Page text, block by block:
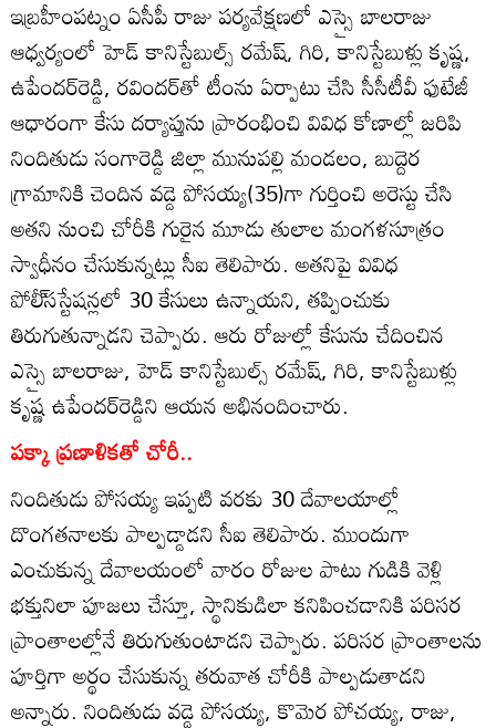
ఇబ్రహీంపట్నం ఏసీపీ రాజు పర్యవేక్షణలో ఎస్సై బాలరాజు
ఆధ్వర్యంలో హెడ్‌ కానిస్టేబుల్స్‌ రమేష్‌, గిరి, కానిస్టేబుళ్లు కృష్ణ,
ఉపేందర్‌రెడ్డి, రవిందర్‌తో టీంను ఏర్పాటు చేసి సీసీటీవీ ఫుటేజీ
ఆధారంగా కేసు దర్యాప్తును ప్రారంభించి వివిధ కోణాల్లో జరిపి
నిందితుడు సంగారెడ్డి జిల్లా మునుపల్లి మండలం, బుద్దెర
గ్రామానికి చెందిన వడ్డె పోసయ్య(35)గా గుర్తించి అరెస్టు చేసి
అతని నుంచి చోరీకి గురైన మూడు తులాల మంగళసూత్రం
స్వాధీనం చేసుకున్నట్లు సీఐ తెలిపారు. అతనిపై వివిధ
పోలీ్‌సస్టేషన్లలో 30 కేసులు ఉన్నాయని, తప్పించుకు
తిరుగుతున్నాడని చెప్పారు. ఆరు రోజుల్లో కేసును చేదించిన
ఎస్సై బాలరాజు, హెడ్‌ కానిస్టేబుల్స్‌ రమేష్‌, గిరి, కానిస్టేబుళ్లు
కృష్ణ ఉపేందర్‌రెడ్డిని ఆయన అభినందించారు.
పక్కా ప్రణాళికతో చోరీ..
నిందితుడు పోసయ్య ఇప్పటి వరకు 30 దేవాలయాల్లో
దొంగతనాలకు పాల్పడ్డాడని సీఐ తెలిపారు. ముందుగా
ఎంచుకున్న దేవాలయంలో వారం రోజుల పాటు గుడికి వెళ్లి
భక్తునిలా పూజలు చేస్తూ, స్థానికుడిలా కనిపించడానికి పరిసర
ప్రాంతాలల్లోనే తిరుగుతుంటాడని చెప్పారు. పరిసర ప్రాంతాలను
పూర్తిగా అర్థం చేసుకున్న తరువాత చోరీకి పాల్పడుతాడని
అన్నారు. నిందితుడు వడ్డె పోసయ్య, కొమెర పోచయ్య, రాజు,